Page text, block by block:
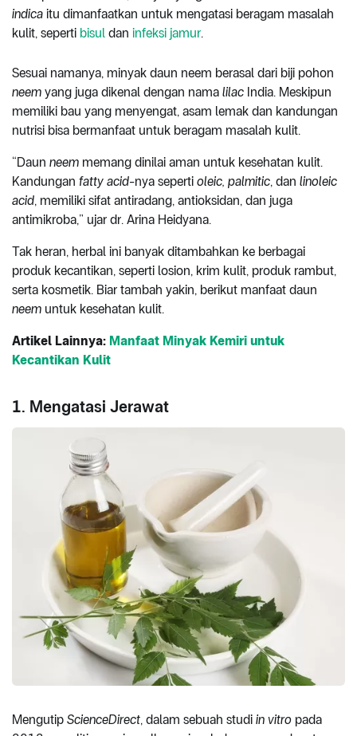
indica itu dimanfaatkan untuk mengatasi beragam masalah
kulit, seperti bisul dan infeksi jamur.
Sesuai namanya, minyak daun neem berasal dari biji pohon
neem yang juga dikenal dengan nama lilac India. Meskipun
memiliki bau yang menyengat, asam lemak dan kandungan
nutrisi bisa bermanfaat untuk beragam masalah kulit.
“Daun neem memang dinilai aman untuk kesehatan kulit.
Kandungan fatty acid-nya seperti oleic, palmitic, dan linoleic
acid, memiliki sifat antiradang, antioksidan, dan juga
antimikroba,” ujar dr. Arina Heidyana.
Tak heran, herbal ini banyak ditambahkan ke berbagai
produk kecantikan, seperti losion, krim kulit, produk rambut,
serta kosmetik. Biar tambah yakin, berikut manfaat daun
neem untuk kesehatan kulit.
Artikel Lainnya: Manfaat Minyak Kemiri untuk
Kecantikan Kulit
1. Mengatasi Jerawat
Mengutip ScienceDirect, dalam sebuah studi in vitro pada